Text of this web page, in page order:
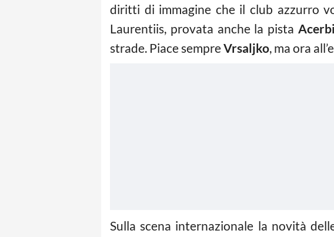
diritti di immagine che il club azzurro
Laurentiis, provata anche la pista Acerbi
strade. Piace sempreVrsaljko, ma ora
Sulla scena internazionale la novità